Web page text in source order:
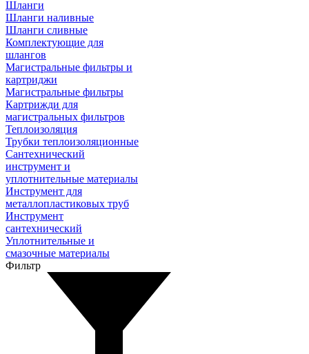
Шланги
Шланги наливные
Шланги сливные
Комплектующие для
шлангов
Магистральные фильтры и
картриджи
Магистральные фильтры
Картрижди для
магистральных фильтров
Теплоизоляция
Трубки теплоизоляционные
Сантехнический
инструмент и
уплотнительные материалы
Инструмент для
металлопластиковых труб
Инструмент
сантехнический
Уплотнительные и
смазочные материалы
Фильтр